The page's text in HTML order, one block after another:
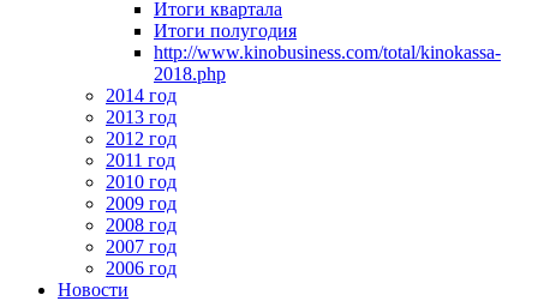
Итоги квартала
Итоги полугодия
http://www.kinobusiness.com/total/kinokassa-
2018.php
2014 год
2013 год
2012 год
2011 год
2010 год
2009 год
2008 год
2007 год
2006 год
Новости